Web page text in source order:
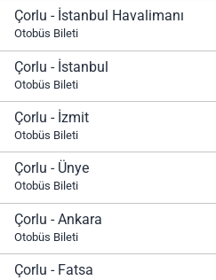
Çorlu - İstanbul Havalimanı
Otobüs Bileti
Çorlu - İstanbul
Otobüs Bileti
Çorlu - İzmit
Otobüs Bileti
Çorlu - Ünye
Otobüs Bileti
Çorlu - Ankara
Otobüs Bileti
Çorlu - Fatsa